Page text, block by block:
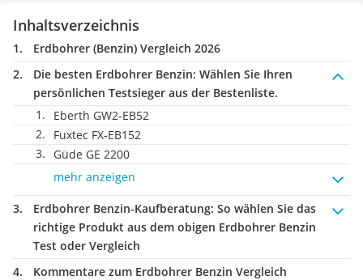
Inhaltsverzeichnis
Erdbohrer (Benzin) Vergleich 2026
Die besten Erdbohrer Benzin: Wählen Sie Ihren
persönlichen Testsieger aus der Bestenliste.
Eberth ‎GW2-EB52
Fuxtec FX-EB152
Güde GE 2200
mehr anzeigen
Erdbohrer Benzin-Kaufberatung: So wählen Sie das
richtige Produkt aus dem obigen Erdbohrer Benzin
Test oder Vergleich
Kommentare zum Erdbohrer Benzin Vergleich